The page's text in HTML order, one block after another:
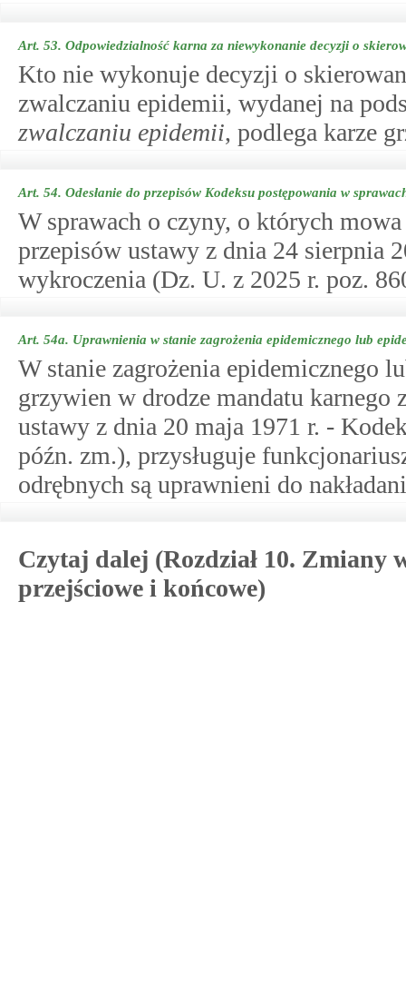
Art. 53. Odpowiedzialność karna za niewykonanie decyzji o
Kto nie wykonuje decyzji o
zwalczaniu epidemii, wydanej na
zwalczaniu epidemii, podlega karze
Art. 54. Odesłanie do przepisów Kodeksu postępowania w
W sprawach o czyny, o których
przepisów ustawy z dnia 24 sierpnia
wykroczenia (Dz. U. z 2025 r. poz.
Art. 54a. Uprawnienia w stanie zagrożenia epidemicznego lub
W stanie zagrożenia epidemicznego
grzywien w drodze mandatu
ustawy z dnia 20 maja 1971 r. -
późn. zm.), przysługuje
odrębnych są uprawnieni do
Czytaj dalej (Rozdział 10. Zmiany
przejściowe i końcowe)